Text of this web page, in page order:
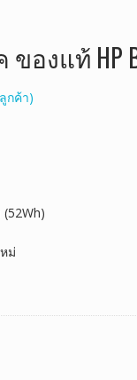
งแท้ HP
กค้า)
ม่